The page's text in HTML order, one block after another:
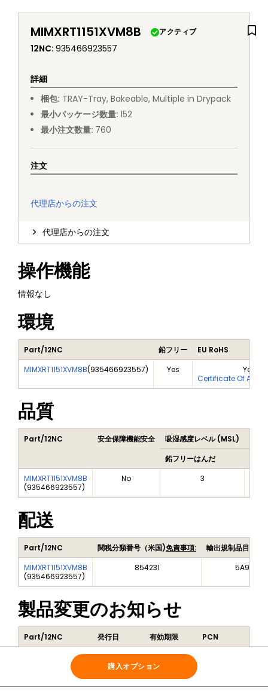
MIMXRT1151XVM8B アクティブ
12NC: 935466923557
詳細
梱包: TRAY-Tray, Bakeable, Multiple in Drypack
最小パッケージ数量: 152
最小注文数量: 760
注文
代理店からの注文
代理店からの注文
操作機能
情報なし
環境
Part/12NC 鉛フリー
EU RoHS
MIMXRT1151XVM8B(935466923557) Yes
Yes
Certificate Of
品質
Part/12NC 安全保障機能安全 吸湿感度レベル (MSL)
鉛フリーはんだ
MIMXRT1151XVM8B
(935466923557)
No 3
配送
Part/12NC 関税分類番号（米国)免責事項:
輸出規制品目番号
MIMXRT1151XVM8B
(935466923557)
854231 5A992C
製品変更のお知らせ
Part/12NC 発行日 有効期限 PCN
MIMXRT1151XVM8B
935466923557
2026-07-31 2026-08-31
購入オプション